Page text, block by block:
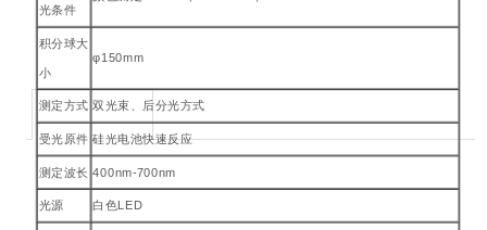
光条件
积分球大
小
φ150mm
测定方式 双光束、后分光方式
受光原件 硅光电池快速反应
测定波长 400nm-700nm
光源 白色LED